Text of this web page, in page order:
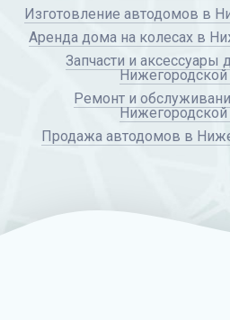
Изготовление автодомов в
Аренда дома на колесах в
Запчасти и аксессуары
Нижегородской
Ремонт и
Нижегородской
Продажа автодомов в